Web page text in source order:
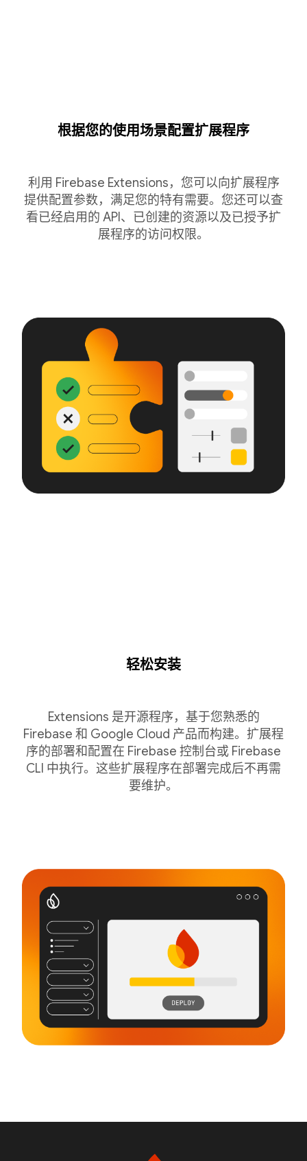
根据您的使用场景配置扩展程序
利用 Firebase Extensions，您可以向扩展程序
提供配置参数，满足您的特有需要。您还可以查
看已经启用的 API、已创建的资源以及已授予扩
展程序的访问权限。
轻松安装
Extensions 是开源程序，基于您熟悉的
Firebase 和 Google Cloud 产品而构建。扩展程
序的部署和配置在 Firebase 控制台或 Firebase
CLI 中执行。这些扩展程序在部署完成后不再需
要维护。